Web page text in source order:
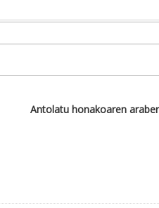
Antolatu honakoaren